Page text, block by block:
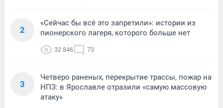
2
«Сейчас бы всё это запретили»: истории из
пионерского лагеря, которого больше нет
32 846 73
3
Четверо раненых, перекрытие трассы, пожар на
НПЗ: в Ярославле отразили «самую массовую
атаку»